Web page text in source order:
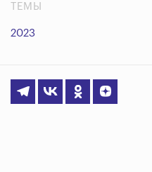
ТЕМЫ
2023